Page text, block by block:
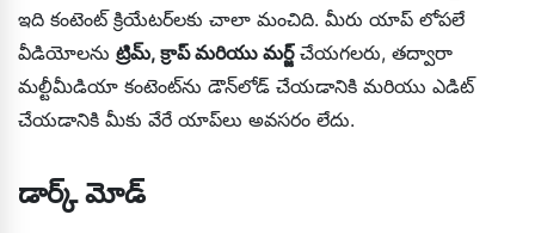
ఇది కంటెంట్ క్రియేటర్‌లకు చాలా మంచిది. మీరు యాప్ లోపలే
వీడియోలను ట్రిమ్, క్రాప్ మరియు మర్జ్చేయగలరు, తద్వారా
మల్టీమీడియా కంటెంట్‌ను డౌన్‌లోడ్ చేయడానికి మరియు ఎడిట్
చేయడానికి మీకు వేరే యాప్‌లు అవసరం లేదు.
డార్క్ మోడ్